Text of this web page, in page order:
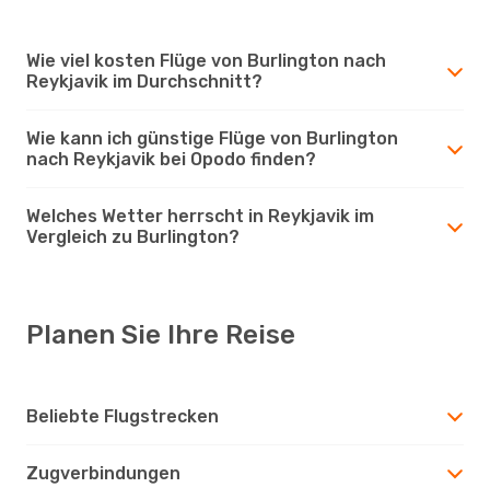
Wie viel kosten Flüge von Burlington nach
Reykjavik im Durchschnitt?
Wie kann ich günstige Flüge von Burlington
nach Reykjavik bei Opodo finden?
Welches Wetter herrscht in Reykjavik im
Vergleich zu Burlington?
Planen Sie Ihre Reise
Beliebte Flugstrecken
Zugverbindungen